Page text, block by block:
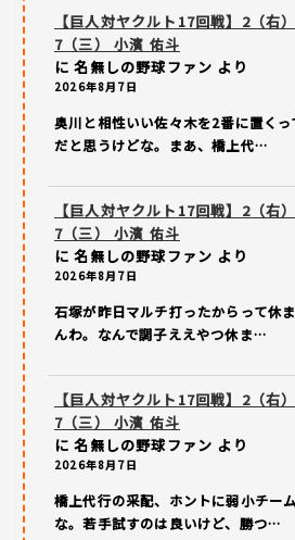
【巨人対ヤクルト17回戦】2（右
7（三） 小濱 佑斗
に名無しの野球ファン より
2026年8月7日
奥川と相性いい佐々木を2番に置く
だと思うけどな。まあ、橋上代…
【巨人対ヤクルト17回戦】2（右
7（三） 小濱 佑斗
に名無しの野球ファン より
2026年8月7日
石塚が昨日マルチ打ったからって休
んわ。なんで調子ええやつ休ま…
【巨人対ヤクルト17回戦】2（右
7（三） 小濱 佑斗
に名無しの野球ファン より
2026年8月7日
橋上代行の采配、ホントに弱小チー
な。若手試すのは良いけど、勝つ…